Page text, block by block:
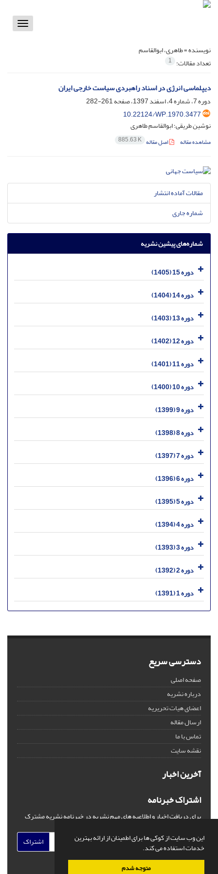
این وب سایت از کوکی ها برای اطمینان از ارائه بهترین
خدمات استفاده می کند.
متوجه شدم
Toggle
نویسنده =طاهری، ابوالقاسم
تعداد مقالات: 1
دیپلماسی انرژی در اسناد راهبردی سیاست خارجی ایران ‏
دوره 7، شماره 4، اسفند 1397، صفحه
261-282
10.22124/WP.1970.3477
نوشین طریقی؛ ابوالقاسم طاهری
مشاهده مقاله اصل مقاله 885.63 K
مقالات آماده انتشار
شماره جاری
شماره‌های پیشین نشریه
دوره 15 (1405)
دوره 14 (1404)
دوره 13 (1403)
دوره 12 (1402)
دوره 11 (1401)
دوره 10 (1400)
دوره 9 (1399)
دوره 8 (1398)
دوره 7 (1397)
دوره 6 (1396)
دوره 5 (1395)
دوره 4 (1394)
دوره 3 (1393)
دوره 2 (1392)
دوره 1 (1391)
دسترسی سریع
صفحه اصلی
درباره نشریه
اعضای هیات تحریریه
ارسال مقاله
تماس با ما
نقشه سایت
آخرین اخبار
اشتراک خبرنامه
برای دریافت اخبار و اطلاعیه های مهم نشریه در خبرنامه نشریه مشترک
اشتراک